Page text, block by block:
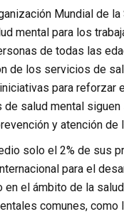
Mundial de
mental para los
de todas las
de los servicios de
para
salud mental
y atención
solo el 2% de sus
para el
el ámbito de la
comunes, como